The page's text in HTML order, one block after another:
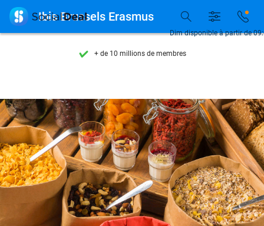
Disponible 7 jours par semaine
+ de 10 millions de membres
Disponible 7 jours par semaine
+ de 10 millions de membres
Dim disponible à partir de
 Ibis Brussels Erasmus